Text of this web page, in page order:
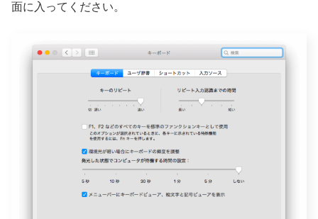
面に入ってください。